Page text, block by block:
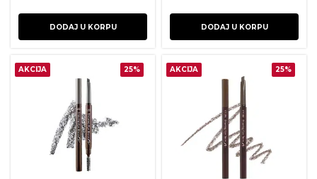
DODAJ U KORPU DODAJ U KORPU
AKCIJA 25% AKCIJA 25%